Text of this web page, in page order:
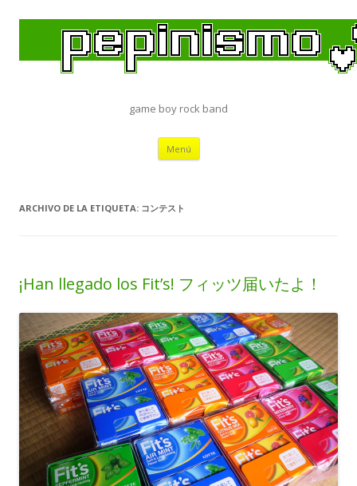
game boy rock band
Menú Saltar
contenido
ARCHIVO DE LA ETIQUETA: コンテスト
¡Han llegado los Fit’s! フィッツ届いたよ！